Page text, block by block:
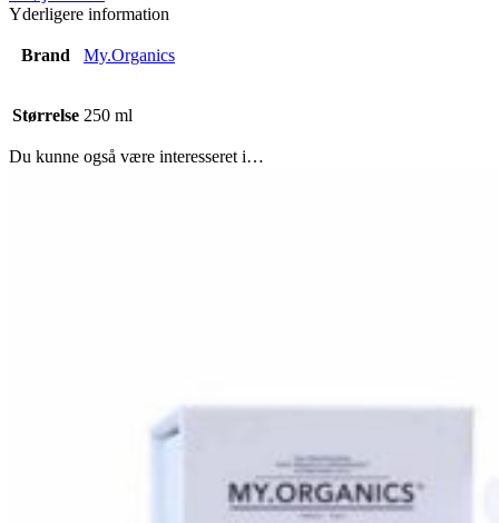
Yderligere information
Brand My.Organics
Størrelse 250 ml
Du kunne også være interesseret i…